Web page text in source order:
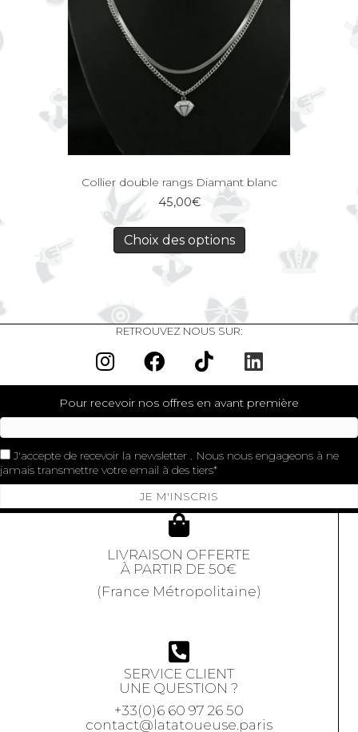
Collier double rangs Diamant blanc
45,00€
Choix des options
RETROUVEZ NOUS SUR:
Pour recevoir nos offres en avant première
J'accepte de recevoir la newsletter . Nous nous engageons à ne
jamais transmettre votre email à des tiers
JE M'INSCRIS
LIVRAISON OFFERTE
À PARTIR DE 50€
(France Métropolitaine)
SERVICE CLIENT
UNE QUESTION ?
+33(0)6 60 97 26 50
contact@latatoueuse.paris